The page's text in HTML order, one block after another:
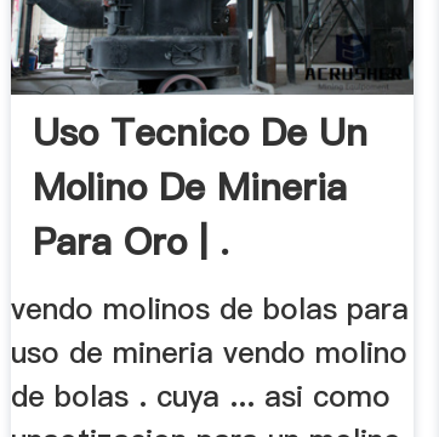
Uso Tecnico De Un
Molino De Mineria
Para Oro | .
vendo molinos de bolas para
uso de mineria vendo molino
de bolas . cuya ... asi como